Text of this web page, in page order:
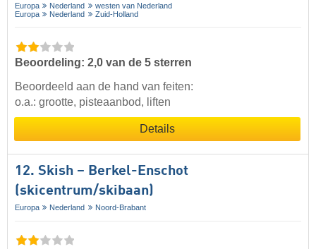
Europa Nederland
westen van Nederland
Europa
Nederland Zuid-Holland
Beoordeling: 2,0 van de 5 sterren
Beoordeeld aan de hand van feiten:
o.a.: grootte, pisteaanbod, liften
Details
12. Skish – Berkel-Enschot
(skicentrum/skibaan)
Europa Nederland Noord-Brabant